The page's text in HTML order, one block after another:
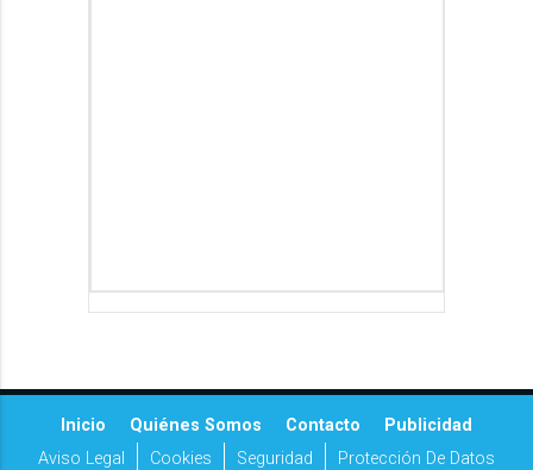
Inicio Quiénes Somos Contacto
Publicidad
Aviso Legal
Cookies Seguridad Protección De Datos